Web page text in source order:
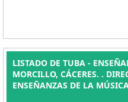
LISTADO DE TUBA -
MORCILLO, CÁCERES. .
ENSEÑANZAS DE LA